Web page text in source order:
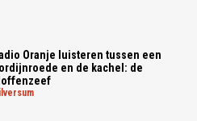
Oranje luisteren tussen een
en de kachel: de
hilversum